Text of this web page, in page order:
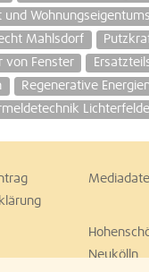
Mahlsdorf
von Fenster
Regenerative
Neukölln